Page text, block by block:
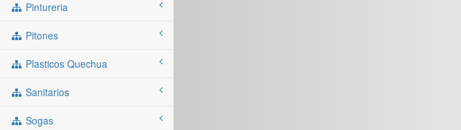
Pintureria
Pitones
Plasticos Quechua
Sanitarios
Sogas